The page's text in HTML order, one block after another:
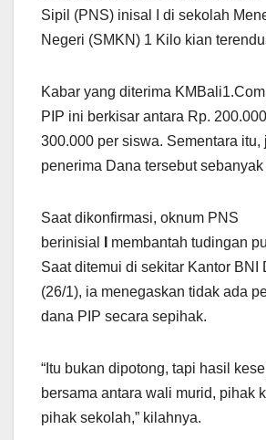
Sipil (PNS) inisal I di sekolah
Negeri (SMKN) 1 Kilo kian
Kabar yang diterima
PIP ini berkisar antara Rp.
300.000 per siswa. Sementara itu,
penerima Dana tersebut
Saat dikonfirmasi, oknum PNS
berinisial
membantah tudingan
Saat ditemui di sekitar Kantor BNI
(26/1), ia menegaskan tidak ada
dana PIP secara sepihak.
“Itu bukan dipotong, tapi hasil
bersama antara wali murid, pihak
pihak sekolah,” kilahnya.